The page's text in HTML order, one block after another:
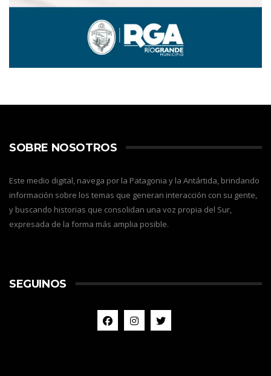
SOBRE NOSOTROS
Este medio digital, navega por la Patagonia y la Antártida, brindando
información sobre los temas que generan interacción con su gente,
y buscando historias que consolidan una voz propia del Sur,
expresada de la forma más amplia posible.
SEGUINOS